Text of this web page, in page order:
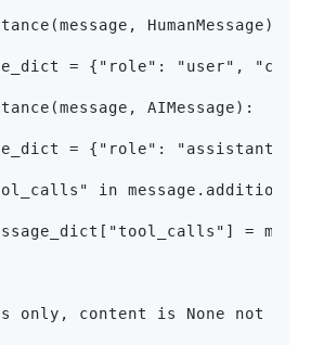
HumanMessage):
= {"role": "user",
AIMessage):
= {"role": "assistant",
in
=
content is None not